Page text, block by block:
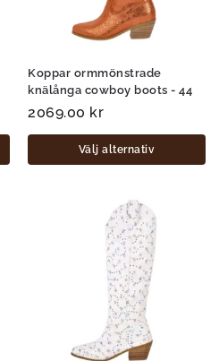
Koppar ormmönstrade
knälånga cowboy boots - 44
2069.00 kr
Välj alternativ